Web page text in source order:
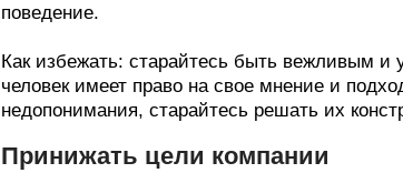
поведение.
Как избежать: старайтесь быть вежливым
человек имеет право на свое мнение и
недопонимания, старайтесь решать их
Принижать цели компании